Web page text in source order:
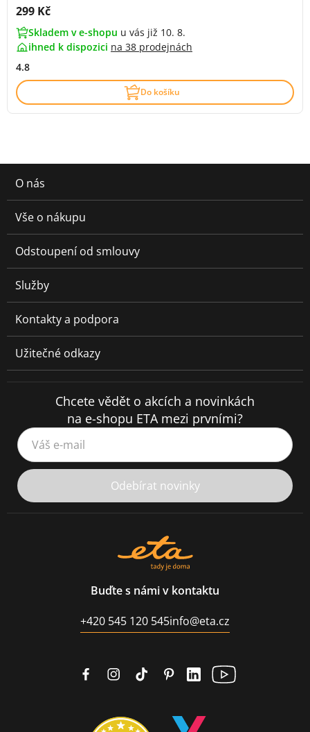
Cena s DPH:
299 Kč
Skladem v e-shopu u vás již 10. 8.
ihned k dispozici na 38 prodejnách
4.8
Do košíku
O nás
Vše o nákupu
Odstoupení od smlouvy
Služby
Kontakty a podpora
Užitečné odkazy
Chcete vědět o akcích a novinkách
na e-shopu ETA mezi prvními?
Váš e-mail
Odebírat novinky
Buďte s námi v kontaktu
+420 545 120 545info@eta.cz